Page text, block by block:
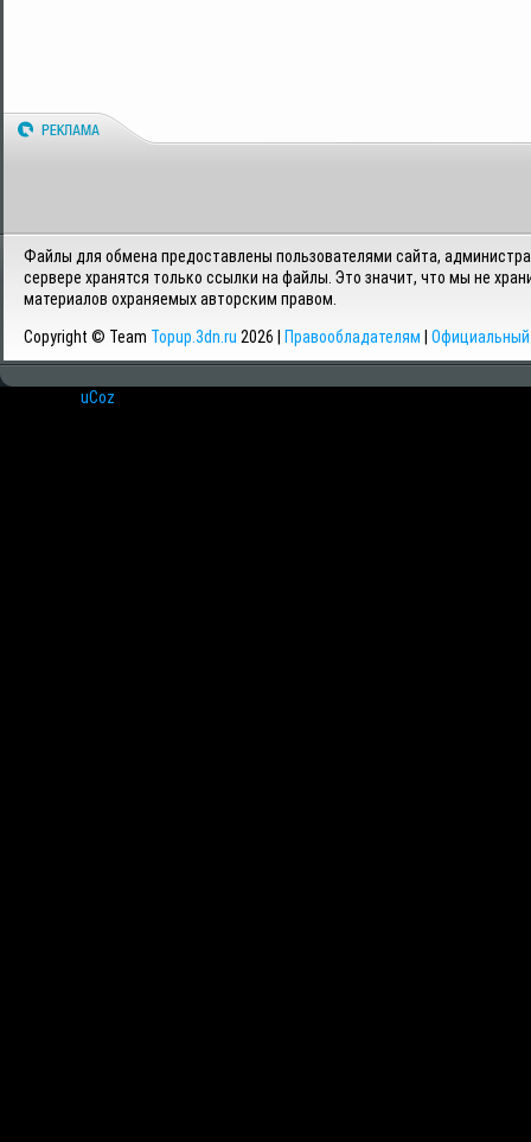
Файлы для обмена предоставлены пользователями сайта,
сервере хранятся только ссылки на файлы. Это значит, что мы не
материалов охраняемых авторским правом.
Copyright © Team Topup.3dn.ru 2026 | Правообладателям Официальный
uCoz